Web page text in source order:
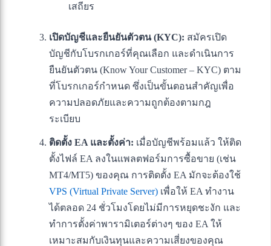
เสถียร
เปิดบัญชีและยืนยันตัวตน (KYC): สมัครเปิด
บัญชีกับโบรกเกอร์ที่คุณเลือก และดำเนินการ
ยืนยันตัวตน (Know Your Customer – KYC) ตาม
ที่โบรกเกอร์กำหนด ซึ่งเป็นขั้นตอนสำคัญเพื่อ
ความปลอดภัยและความถูกต้องตามกฎ
ระเบียบ
ติดตั้ง EA และตั้งค่า: เมื่อบัญชีพร้อมแล้ว ให้ติด
ตั้งไฟล์ EA ลงในแพลตฟอร์มการซื้อขาย (เช่น
MT4/MT5) ของคุณ การติดตั้ง EA มักจะต้องใช้
VPS (Virtual Private Server) เพื่อให้ EA ทำงาน
ได้ตลอด 24 ชั่วโมงโดยไม่มีการหยุดชะงัก และ
ทำการตั้งค่าพารามิเตอร์ต่างๆ ของ EA ให้
เหมาะสมกับเงินทุนและความเสี่ยงของคุณ